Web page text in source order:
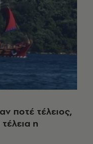
ποτέ τέλειος,
η